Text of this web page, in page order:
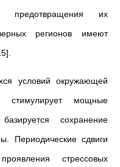
предотвращения их
регионов имеют
условий окружающей
стимулирует мощные
сохранение
Периодические сдвиги
стрессовых